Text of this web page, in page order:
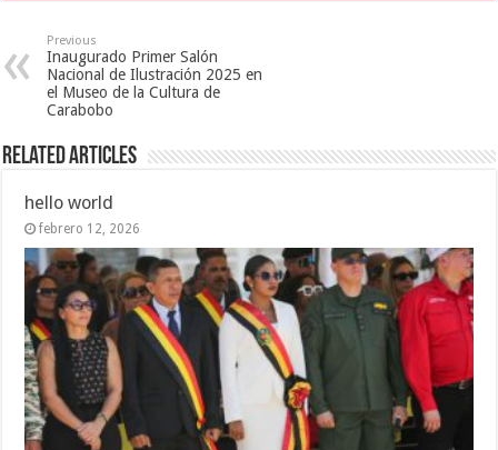
Previous
Inaugurado Primer Salón
Nacional de Ilustración 2025 en
el Museo de la Cultura de
Carabobo
Related Articles
hello world
febrero 12, 2026